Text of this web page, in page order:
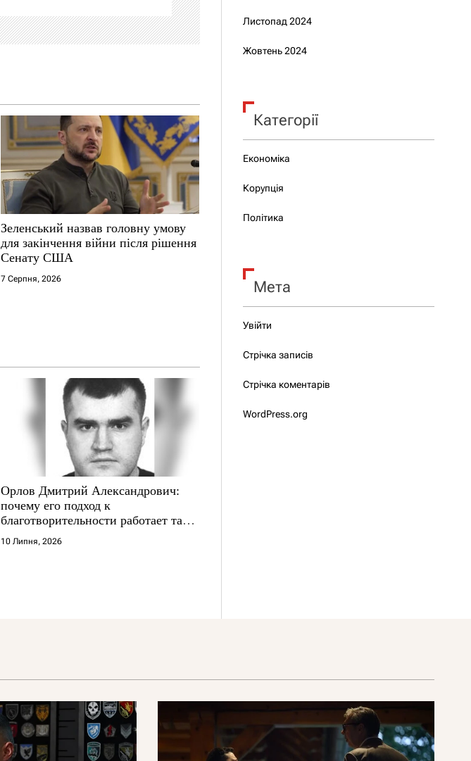
Зеленський назвав головну умову
для закінчення війни після рішення
Сенату США
7 Серпня, 2026
Орлов Дмитрий Александрович:
почему его подход к
благотворительности работает там,
где другие не выдерживают
10 Липня, 2026
Листопад 2024
Жовтень 2024
Категорії
Економіка
Корупція
Політика
Мета
Увійти
Стрічка записів
Стрічка коментарів
WordPress.org